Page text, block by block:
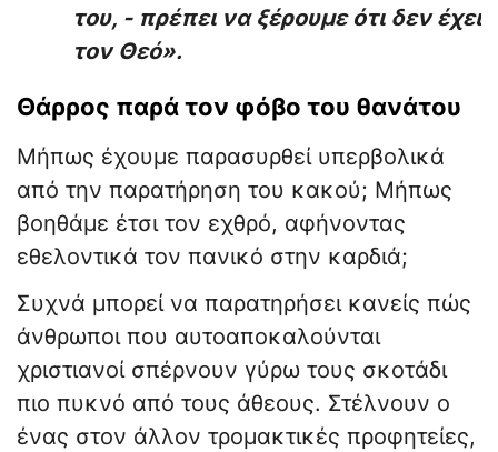
του, - πρέπει να ξέρουμε ότι δεν έχει
τον Θεό».
Θάρρος παρά τον φόβο του θανάτου
Μήπως έχουμε παρασυρθεί υπερβολικά
από την παρατήρηση του κακού; Μήπως
βοηθάμε έτσι τον εχθρό, αφήνοντας
εθελοντικά τον πανικό στην καρδιά;
Συχνά μπορεί να παρατηρήσει κανείς πώς
άνθρωποι που αυτοαποκαλούνται
χριστιανοί σπέρνουν γύρω τους σκοτάδι
πιο πυκνό από τους άθεους. Στέλνουν ο
ένας στον άλλον τρομακτικές προφητείες,